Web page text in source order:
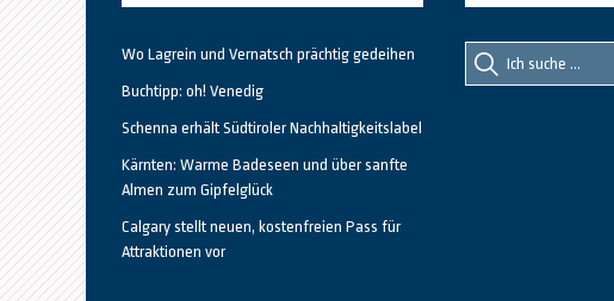
Wo Lagrein und Vernatsch prächtig gedeihen
Buchtipp: oh! Venedig
Schenna erhält Südtiroler Nachhaltigkeitslabel
Kärnten: Warme Badeseen und über sanfte
Almen zum Gipfelglück
Calgary stellt neuen, kostenfreien Pass für
Attraktionen vor
Suche
nach::
Suche
nach: